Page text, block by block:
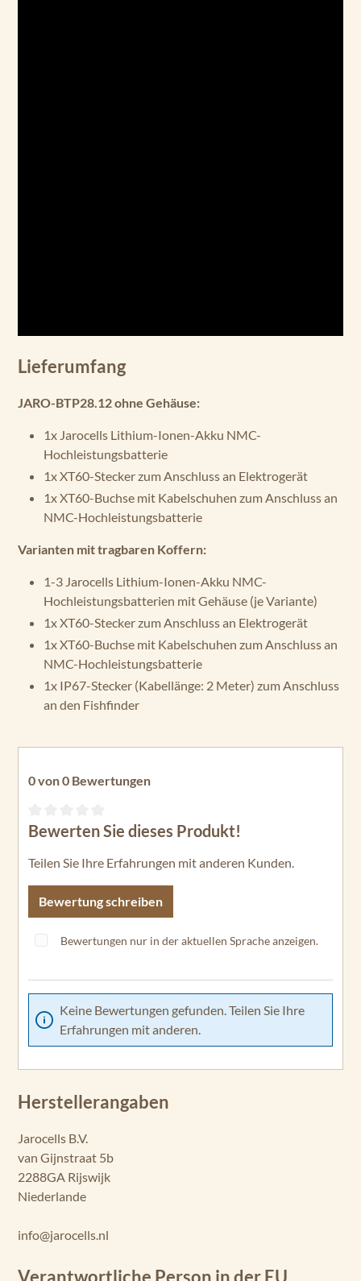
Lieferumfang
JARO-BTP28.12 ohne Gehäuse:
1x Jarocells Lithium-Ionen-Akku NMC-
Hochleistungsbatterie
1x XT60-Stecker zum Anschluss an Elektrogerät
1x XT60-Buchse mit Kabelschuhen zum Anschluss an
NMC-Hochleistungsbatterie
Varianten mit tragbaren Koffern:
1-3 Jarocells Lithium-Ionen-Akku NMC-
Hochleistungsbatterien mit Gehäuse (je Variante)
1x XT60-Stecker zum Anschluss an Elektrogerät
1x XT60-Buchse mit Kabelschuhen zum Anschluss an
NMC-Hochleistungsbatterie
1x IP67-Stecker (Kabellänge: 2 Meter) zum Anschluss
an den Fishfinder
0 von 0 Bewertungen
Durchschnittliche Bewertung von 0 von 5 Sternen
Bewerten Sie dieses Produkt!
Teilen Sie Ihre Erfahrungen mit anderen Kunden.
Bewertung schreiben
Bewertungen nur in der aktuellen Sprache anzeigen.
Keine Bewertungen gefunden. Teilen Sie Ihre
Erfahrungen mit anderen.
Herstellerangaben
Jarocells B.V.
van Gijnstraat 5b
2288GA Rijswijk
Niederlande
info@jarocells.nl